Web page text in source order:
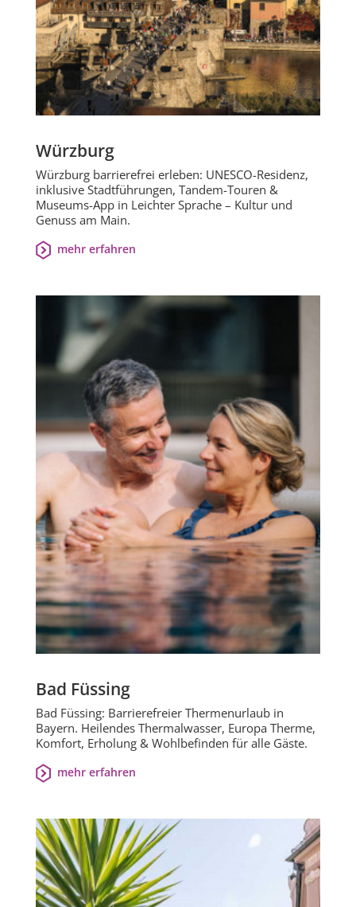
Würzburg
Würzburg barrierefrei erleben: UNESCO-Residenz,
inklusive Stadtführungen, Tandem-Touren &
Museums-App in Leichter Sprache – Kultur und
Genuss am Main.
mehr erfahren
Bad Füssing
Bad Füssing: Barrierefreier Thermenurlaub in
Bayern. Heilendes Thermalwasser, Europa Therme,
Komfort, Erholung & Wohlbefinden für alle Gäste.
mehr erfahren